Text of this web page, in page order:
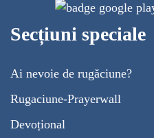
Secțiuni speciale
Ai nevoie de rugăciune?
Rugaciune-Prayerwall
Devoțional